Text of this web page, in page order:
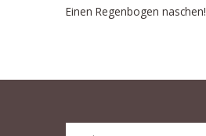
Einen Regenbogen naschen!